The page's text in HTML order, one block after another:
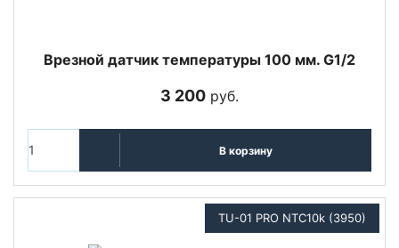
Врезной датчик температуры 100 мм. G1/2
3 200 руб.
В корзину
TU-01 PRO NTC10k (3950)